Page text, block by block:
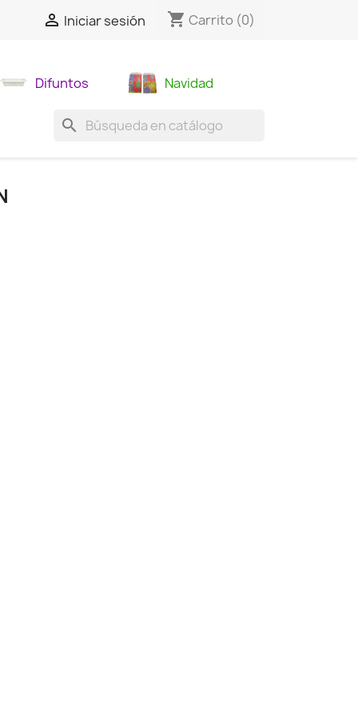
 Iniciar sesión shopping_cart Carrito (0)
Difuntos Navidad
search